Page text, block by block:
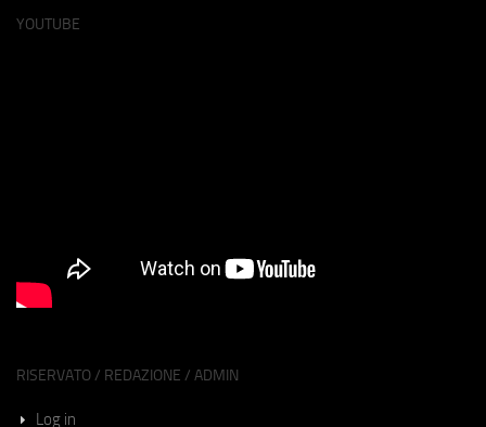
YOUTUBE
RISERVATO / REDAZIONE / ADMIN
Log in